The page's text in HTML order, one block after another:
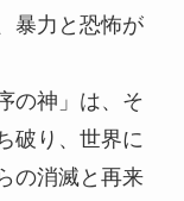
暴力と恐怖が
の神」は、そ
破り、世界に
の消滅と再来